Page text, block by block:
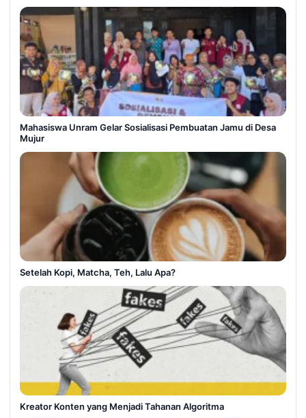
Mahasiswa Unram Gelar Sosialisasi Pembuatan Jamu di Desa
Mujur
Setelah Kopi, Matcha, Teh, Lalu Apa?
Kreator Konten yang Menjadi Tahanan Algoritma